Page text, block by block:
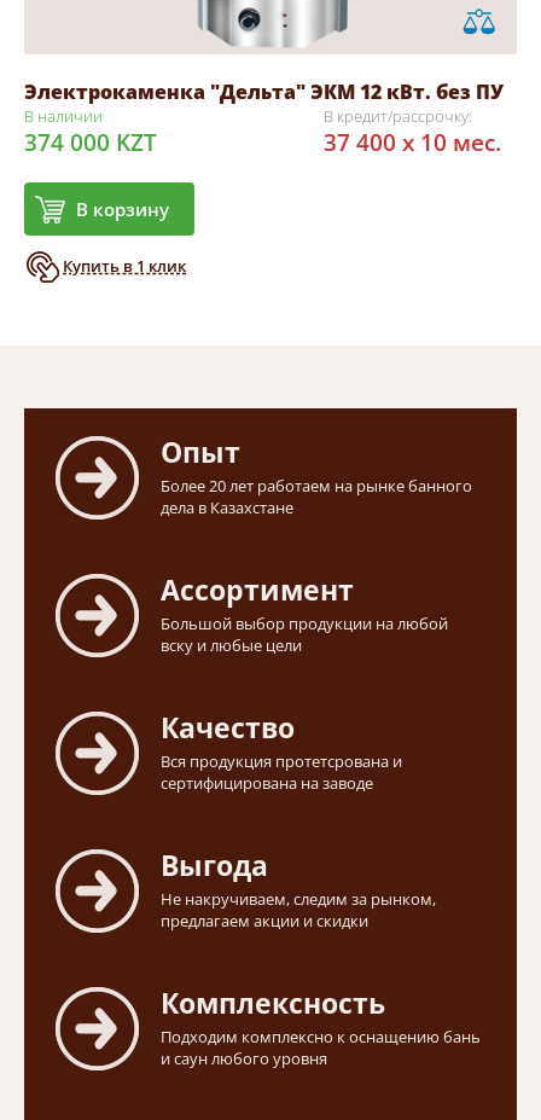
Электрокаменка "Дельта" ЭКМ 12 кВт. без ПУ
В наличии
374 000 KZT
В корзину
Купить в 1 клик
В кредит/рассрочку:
37 400 x 10 мес.
Опыт
Более 20 лет работаем на рынке банного
дела в Казахстане
Ассортимент
Большой выбор продукции на любой
вску и любые цели
Качество
Вся продукция протетсрована и
сертифицирована на заводе
Выгода
Не накручиваем, следим за рынком,
предлагаем акции и скидки
Комплексность
Подходим комплексно к оснащению бань
и саун любого уровня